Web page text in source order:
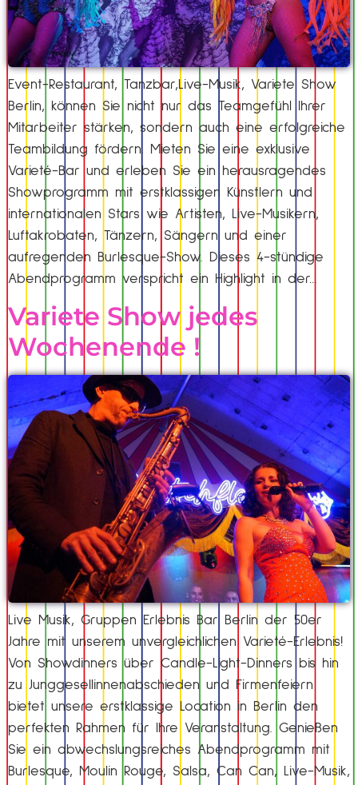
Event-Restaurant, Tanzbar,Live-Musik, Variete Show
Berlin, können Sie nicht nur das Teamgefühl Ihrer
Mitarbeiter stärken, sondern auch eine erfolgreiche
Teambildung fördern. Mieten Sie eine exklusive
Varieté-Bar und erleben Sie ein herausragendes
Showprogramm mit erstklassigen Künstlern und
internationalen Stars wie Artisten, Live-Musikern,
Luftakrobaten, Tänzern, Sängern und einer
aufregenden Burlesque-Show. Dieses 4-stündige
Abendprogramm verspricht ein Highlight in der…
Variete Show jedes
Wochenende !
Live Musik, Gruppen Erlebnis Bar Berlin der 50er
Jahre mit unserem unvergleichlichen Varieté-Erlebnis!
Von Showdinners über Candle-Light-Dinners bis hin
zu Junggesellinnenabschieden und Firmenfeiern
bietet unsere erstklassige Location in Berlin den
perfekten Rahmen für Ihre Veranstaltung. Genießen
Sie ein abwechslungsreiches Abendprogramm mit
Burlesque, Moulin Rouge, Salsa, Can Can, Live-Musik,